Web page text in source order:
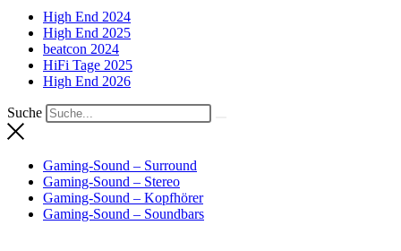
High End 2024
High End 2025
beatcon 2024
HiFi Tage 2025
High End 2026
Suche
Gaming-Sound – Surround
Gaming-Sound – Stereo
Gaming-Sound – Kopfhörer
Gaming-Sound – Soundbars